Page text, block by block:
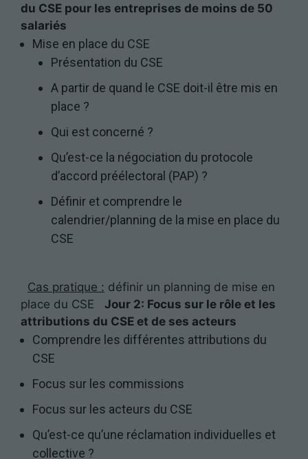
du CSE pour les entreprises de moins de 50
salariés
Mise en place du CSE
Présentation du CSE
A partir de quand le CSE doit-il être mis en
place ?
Qui est concerné ?
Qu’est-ce la négociation du protocole
d’accord préélectoral (PAP) ?
Définir et comprendre le
calendrier/planning de la mise en place du
CSE
Cas pratique : définir un planning de mise en
place du CSE
Jour 2: Focus sur le rôle et les
attributions du CSE et de ses acteurs
Comprendre les différentes attributions du
CSE
Focus sur les commissions
Focus sur les acteurs du CSE
Qu’est-ce qu’une réclamation individuelles et
collective ?